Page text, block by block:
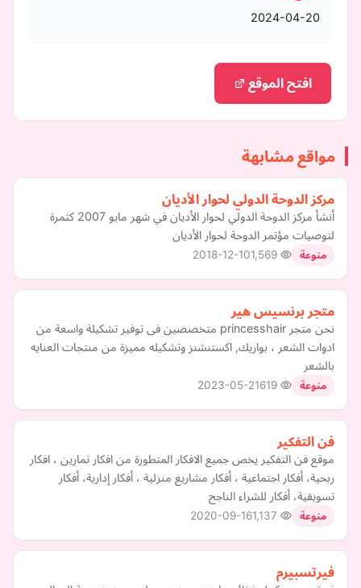
2024-04-20
افتح الموقع
مواقع مشابهة
مركز الدوحة الدولي لحوار الأديان
أنشأ مركز الدوحة الدولي لحوار الأديان في شهر مايو 2007 كثمرة
لتوصيات مؤتمر الدوحة لحوار الأديان
منوعة 2018-12-10
متجر برنسيس هير
نحن متجر princesshair متخصصين فى توفير تشكيلة واسعة من
ادوات الشعر ، بواريك, اكستنشنز وتشكيله مميزة من منتجات العنايه
بالشعر
منوعة 2023-05-21
فن التفكير
موقع فن التفكير يخص جميع الافكار المتطورة من افكار تمارين ، افكار
ربحية، أفكار اجتماعية ، أفكار مشاريع منزلية ، أفكار إدارية، أفكار
تسويقية، أفكار للشراء الناجح
منوعة 2020-09-16
فيرتسبيرم